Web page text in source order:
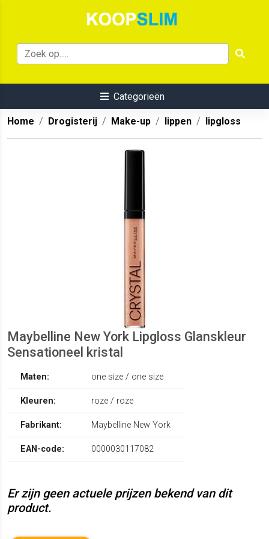
Categorieën
Home Drogisterij Make-up lippen lipgloss
Maybelline New York Lipgloss Glanskleur
Sensationeel kristal
Maten: one size / one size
Kleuren: roze / roze
Fabrikant: Maybelline New York
EAN-code: 0000030117082
Er zijn geen actuele prijzen bekend van dit
product.